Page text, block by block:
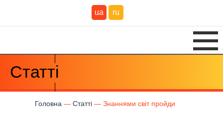
ua ru
Статті
Головна Статті Знаннями світ пройди